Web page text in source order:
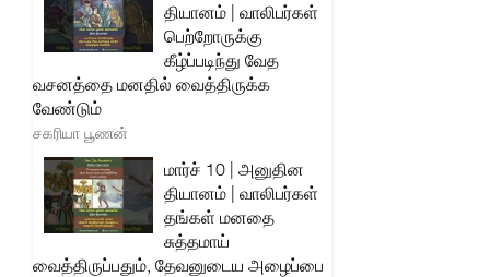
தியானம் | வாலிபர்கள்
பெற்றோருக்கு
கீழ்ப்படிந்து வேத
வசனத்தை மனதில் வைத்திருக்க
வேண்டும்
சகரியா பூணன்
மார்ச் 10 | அனுதின
தியானம் | வாலிபர்கள்
தங்கள் மனதை
சுத்தமாய்
வைத்திருப்பதும், தேவனுடைய அழைப்பை